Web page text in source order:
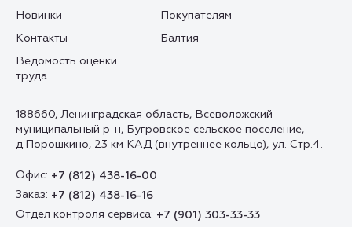
188660, Ленинградская область, Всеволожский
муниципальный р-н, Бугровское сельское поселение,
д.Порошкино, 23 км КАД (внутреннее кольцо), ул. Стр.4.
Офис: +7 (812) 438-16-00
Заказ: +7 (812) 438-16-16
Отдел контроля сервиса: +7 (901) 303-33-33
Новинки
Покупателям
Контакты
Балтия
Ведомость оценки
труда